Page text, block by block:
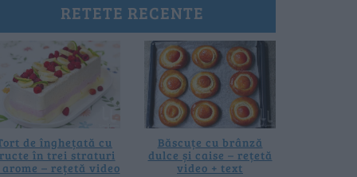
RETETE RECENTE
de înghețată cu
în trei straturi
arome – rețetă video
Băscuțe cu brânză
dulce și caise – rețetă
video + text